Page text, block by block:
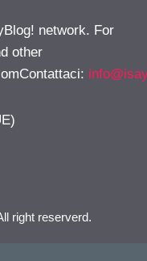
network. For
other
:
right reserverd.